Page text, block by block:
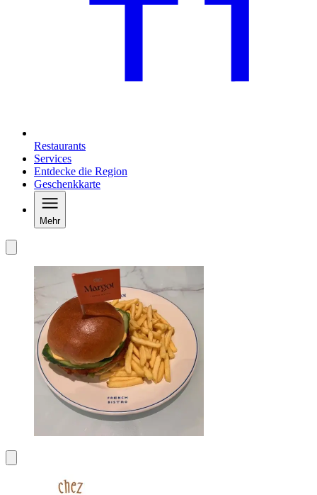
Restaurants
Services
Entdecke die Region
Geschenkkarte
Mehr